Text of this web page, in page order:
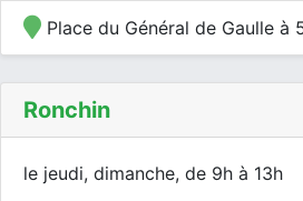
Place du Général de Gaulle à
Ronchin
le jeudi, dimanche, de 9h à 13h